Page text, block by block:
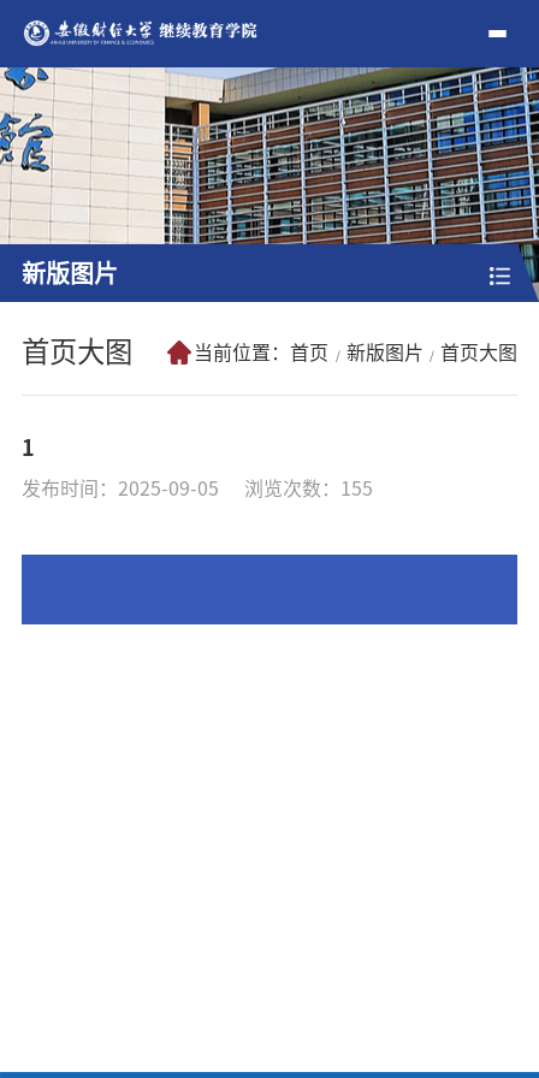
新版图片
首页大图 当前位置： 首页 新版图片 首页大图
1
发布时间：2025-09-05 浏览次数： 155